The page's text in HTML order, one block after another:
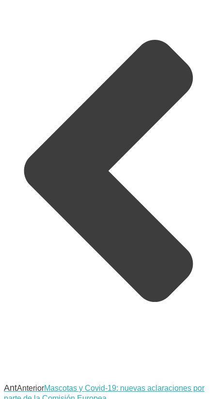
AntAnteriorMascotas y Covid-19: nuevas aclaraciones por